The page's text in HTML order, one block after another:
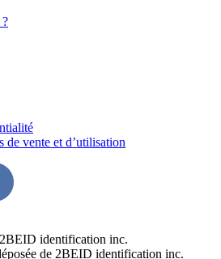
de vente et d’utilisation
identification inc.
de 2BEID identification inc.